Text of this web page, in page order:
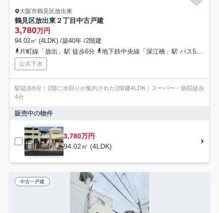
大阪市鶴見区放出東
鶴見区放出東２丁目中古戸建
3,780万円
94.02㎡ (4LDK) /築40年 /2階建
片町線「放出」駅 徒歩6分
地下鉄中央線「深江橋」駅 バス5分 大阪シティバス「放出住宅前」 停歩4分
公共下水
駅徒歩6分｜1階に水回りが集約された2階建4LDK｜スーパー・病院徒歩
4分
販売中の物件
3,780万円
94.02㎡ (4LDK)
中古一戸建